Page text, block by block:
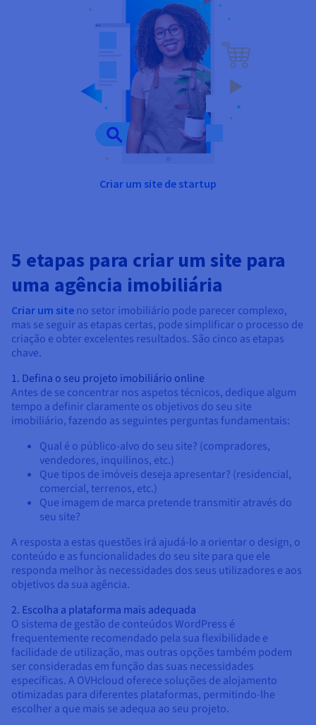
Criar um site de startup
5 etapas para criar um site para
uma agência imobiliária
Criar um site no setor imobiliário pode parecer complexo,
mas se seguir as etapas certas, pode simplificar o processo de
criação e obter excelentes resultados. São cinco as etapas
chave.
1. Defina o seu projeto imobiliário online
Antes de se concentrar nos aspetos técnicos, dedique algum
tempo a definir claramente os objetivos do seu site
imobiliário, fazendo as seguintes perguntas fundamentais:
Qual é o público-alvo do seu site? (compradores,
vendedores, inquilinos, etc.)
Que tipos de imóveis deseja apresentar? (residencial,
comercial, terrenos, etc.)
Que imagem de marca pretende transmitir através do
seu site?
A resposta a estas questões irá ajudá-lo a orientar o design, o
conteúdo e as funcionalidades do seu site para que ele
responda melhor às necessidades dos seus utilizadores e aos
objetivos da sua agência.
2. Escolha a plataforma mais adequada
O sistema de gestão de conteúdos WordPress é
frequentemente recomendado pela sua flexibilidade e
facilidade de utilização, mas outras opções também podem
ser consideradas em função das suas necessidades
específicas. A OVHcloud oferece soluções de alojamento
otimizadas para diferentes plataformas, permitindo-lhe
escolher a que mais se adequa ao seu projeto.